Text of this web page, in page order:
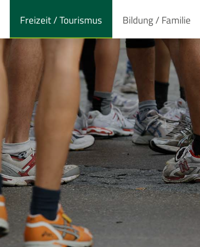
Freizeit / Tourismus Bildung / Familie